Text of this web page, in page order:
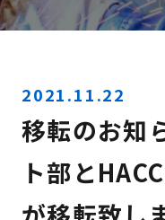
実績
採用情報
お問い合わせ
2021.11.22
移転のお知
ト部と